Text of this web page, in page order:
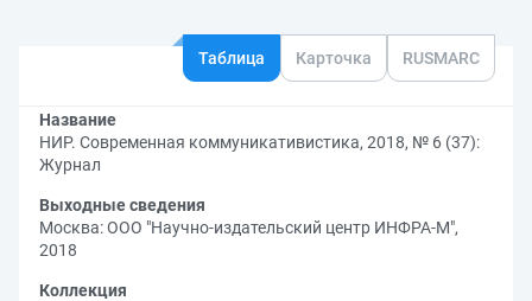
Таблица Карточка RUSMARC
Название
НИР. Современная коммуникативистика, 2018, № 6 (37):
Журнал
Выходные сведения
Москва: ООО "Научно-издательский центр ИНФРА-М",
2018
Коллекция